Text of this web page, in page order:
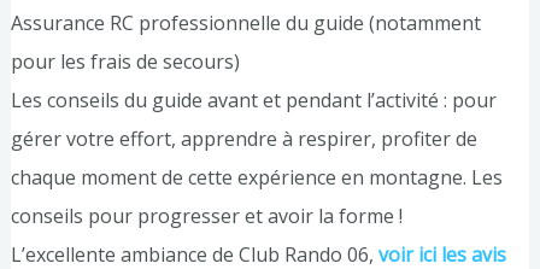
Assurance RC professionnelle du guide (notamment
pour les frais de secours)
Les conseils du guide avant et pendant l’activité : pour
gérer votre effort, apprendre à respirer, profiter de
chaque moment de cette expérience en montagne. Les
conseils pour progresser et avoir la forme !
L’excellente ambiance de Club Rando 06, voir ici les avis